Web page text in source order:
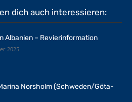
dich auch interessieren:
Albanien – Revierinformation
2025
Norsholm (Schweden/Göta-